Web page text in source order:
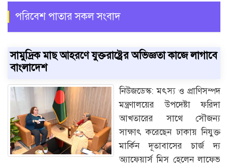
পরিবেশ পাতার সকল সংবাদ
সামুদ্রিক মাছ আহরণে যুক্তরাষ্ট্রের অভিজ্ঞতা কাজে লাগাবে
বাংলাদেশ
নিউজডেস্ক: মৎস্য ও প্রাণিসম্পদ
মন্ত্রণালয়ের উপদেষ্টা ফরিদা
আখতারের সাথে সৌজন্য
সাক্ষাৎ করেছেন ঢাকায় নিযুক্ত
মার্কিন দূতাবাসের চার্জ দ্য
অ্যাফেয়ার্স মিস হেলেন লাফেভ